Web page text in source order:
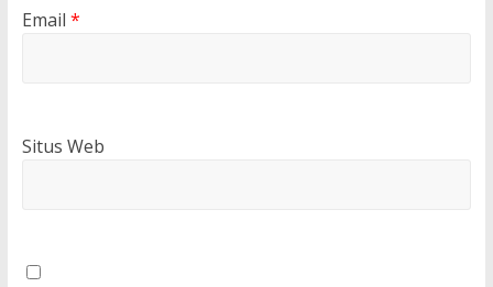
Email *
Situs Web